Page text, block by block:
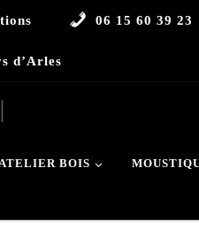
06 15 60 39 23
d’Arles
BOIS